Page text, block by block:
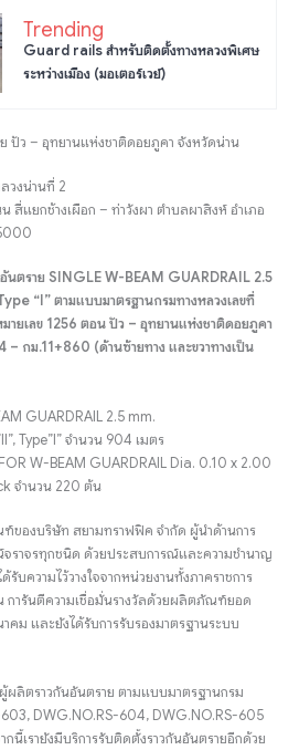
Trending
Guard rails สำหรับติดตั้งทางหลวงพิเศษ
ระหว่างเมือง (มอเตอร์เวย์)
ปัว – อุทยานแห่งชาติดอยภูคา จังหวัดน่าน
วงน่านที่ 2
สี่แยกช้างเผือก – ท่าวังผา ตำบลผาสิงห์ อำเภอ
อันตราย SINGLE W-BEAM GUARDRAIL 2.5
“I” ตามแบบมาตรฐานกรมทางหลวงเลขที่
ายเลข 1256 ตอน ปัว – อุทยานแห่งชาติดอยภูคา
– กม.11+860 (ด้านซ้ายทาง และขวาทางเป็น
GUARDRAIL 2.5 mm.
Type”I” จำนวน 904 เมตร
W-BEAM GUARDRAIL Dia. 0.10 x 2.00
จำนวน 220 ต้น
ของบริษัท สยามทราฟฟิค จำกัด ผู้นำด้านการ
ราจรทุกชนิด ด้วยประสบการณ์และความชำนาญ
รับความไว้วางใจจากหน่วยงานทั้งภาคราชการ
การันตีความเชื่อมั่นรางวัลด้วยผลิตภัณฑ์ยอด
คม และยังได้รับการรับรองมาตรฐานระบบ
ผู้ผลิตราวกันอันตราย ตามแบบมาตรฐานกรม
DWG.NO.RS-604, DWG.NO.RS-605
นี้เรายังมีบริการรับติดตั้งราวกันอันตรายอีกด้วย